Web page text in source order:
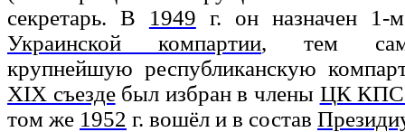
секретарь. В 1949 г. он назначен 1-
Украинской компартии, тем
крупнейшую республиканскую
ХIХ съездебыл избран в члены ЦК
том же 1952 г. вошёл и в состав